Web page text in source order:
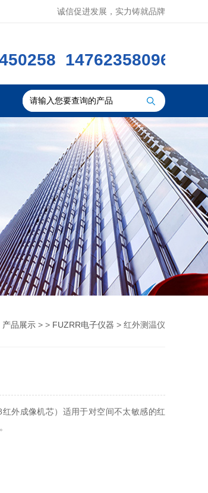
诚信促进发展，实力铸就品牌
14762358096
产品展示 > > FUZRR电子仪器 > 红外测温仪
外成像机芯）适用于对空间不太敏感的红